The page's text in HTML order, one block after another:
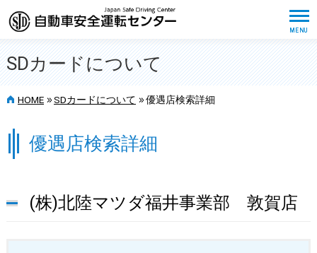
SDカードについて
HOME >> SDカードについて >> 優遇店検索詳細
優遇店検索詳細
(株)北陸マツダ福井事業部 敦賀店